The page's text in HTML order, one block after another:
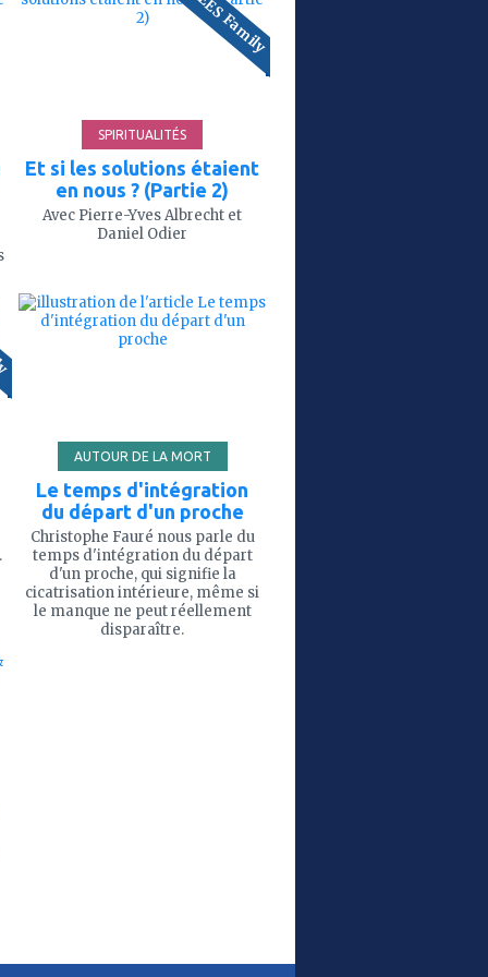
SPIRITUALITÉS
Et si les solutions étaient
en nous ? (Partie 2)
Avec Pierre-Yves Albrecht et
Daniel Odier
à
mes
AUTOUR DE LA MORT
Le temps d'intégration
du départ d'un proche
Christophe Fauré nous parle du
temps d'intégration du départ
d'un proche, qui signifie la
cicatrisation intérieure, même si
le manque ne peut réellement
disparaître.